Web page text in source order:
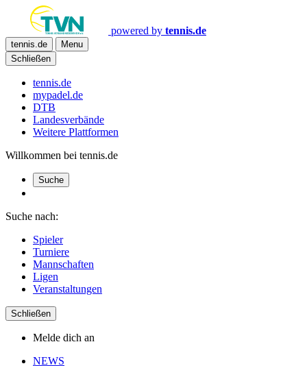
powered by tennis.de
tennis.de
Menu
Schließen
tennis.de
mypadel.de
DTB
Landesverbände
Weitere Plattformen
Willkommen bei tennis.de
Suche
Suche nach:
Spieler
Turniere
Mannschaften
Ligen
Veranstaltungen
Schließen
Melde dich an
NEWS